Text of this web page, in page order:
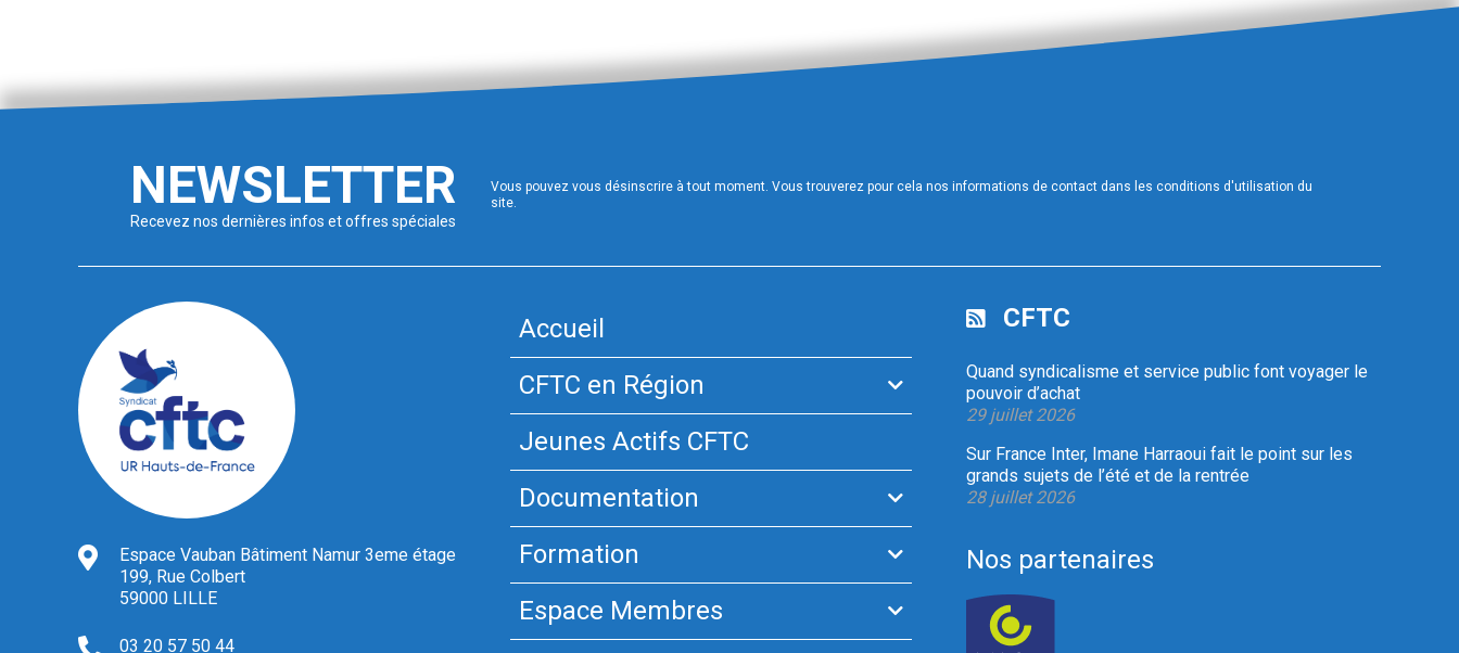
NEWSLETTER
Recevez nos dernières infos et offres spéciales
Vous pouvez vous désinscrire à tout moment. Vous trouverez pour cela nos informations de contact dans les conditions d'utilisation du
site.
Espace Vauban Bâtiment Namur 3eme étage
199, Rue Colbert
59000 LILLE
03 20 57 50 44
Accueil
CFTC en Région
Jeunes Actifs CFTC
Documentation
Formation
Espace Membres
CFTC
Quand syndicalisme et service public font voyager le
pouvoir d’achat
29 juillet 2026
Sur France Inter, Imane Harraoui fait le point sur les
grands sujets de l’été et de la rentrée
28 juillet 2026
Nos partenaires